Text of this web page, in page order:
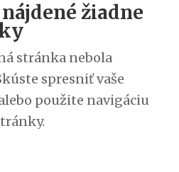
žiadne
stránka nebola
spresniť vaše
použite navigáciu